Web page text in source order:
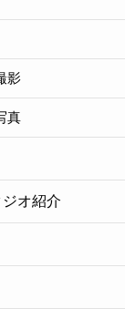
影
真
オ紹介